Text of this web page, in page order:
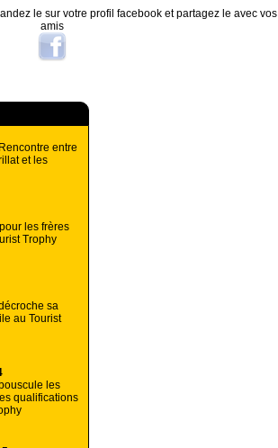
le sur votre profil facebook et partagez le avec vos
amis
entre
et les
les frères
Trophy
sa
au Tourist
les
qualifications